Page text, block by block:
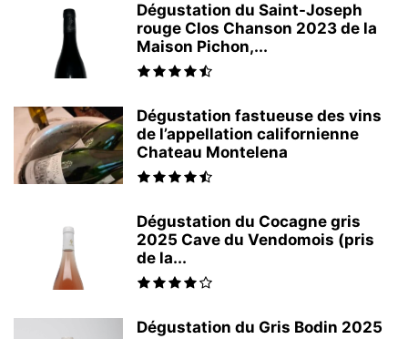
Dégustation du Saint-Joseph
rouge Clos Chanson 2023 de la
Maison Pichon,...
Dégustation fastueuse des vins
de l’appellation californienne
Chateau Montelena
Dégustation du Cocagne gris
2025 Cave du Vendomois (pris
de la...
Dégustation du Gris Bodin 2025